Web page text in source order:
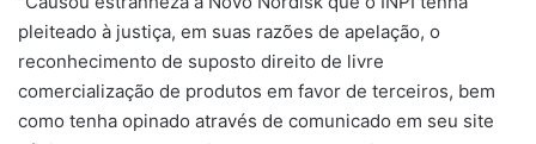
pleiteado à justiça, em suas razões de apelação, o
reconhecimento de suposto direito de livre
comercialização de produtos em favor de terceiros, bem
como tenha opinado através de comunicado em seu site